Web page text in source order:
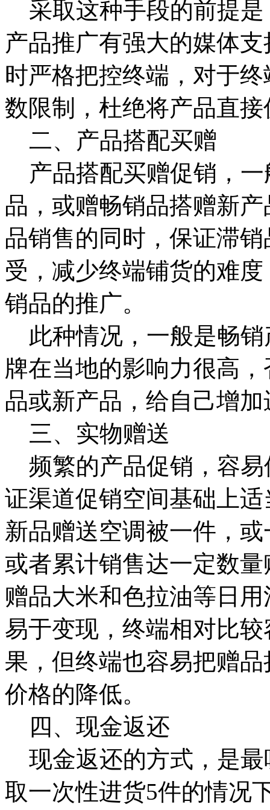
采取这种手段的前提是
产品推广有强大的媒体
时严格把控终端，对于
数限制，杜绝将产品直接
二、产品搭配买赠
产品搭配买赠促销，一
品，或赠畅销品搭赠新
品销售的同时，保证滞
受，减少终端铺货的难
销品的推广。
此种情况，一般是畅销
牌在当地的影响力很高
品或新产品，给自己增
三、实物赠送
频繁的产品促销，容易
证渠道促销空间基础上
新品赠送空调被一件，
或者累计销售达一定数
赠品大米和色拉油等日
易于变现，终端相对比
果，但终端也容易把赠
价格的降低。
四、现金返还
现金返还的方式，是最
取一次性进货5件的情况